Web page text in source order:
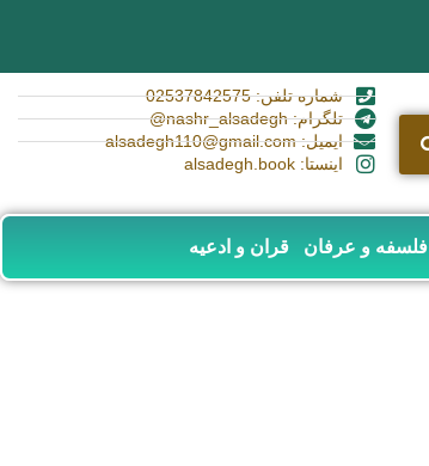
شماره تلفن: 02537842575
تلگرام: nashr_alsadegh@
ایمیل: alsadegh110@gmail.com
اینستا: alsadegh.book
فلسفه و عرفان قران و ادعیه